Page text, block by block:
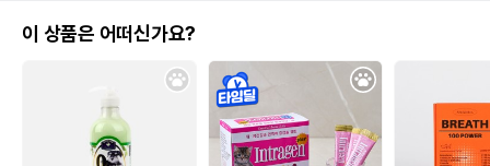
이 상품은 어떠신가요?